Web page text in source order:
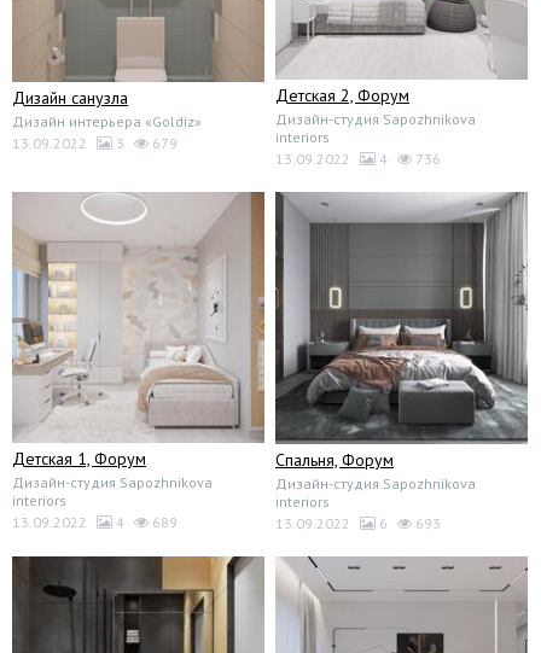
Дизайн санузла
Дизайн интерьера «Goldiz»
13.09.2022
3 679
Детская 2, Форум
Дизайн-студия Sapozhnikova
interiors
13.09.2022
4 736
Детская 1, Форум
Дизайн-студия Sapozhnikova
interiors
13.09.2022
4 689
Спальня, Форум
Дизайн-студия Sapozhnikova
interiors
13.09.2022
6 693